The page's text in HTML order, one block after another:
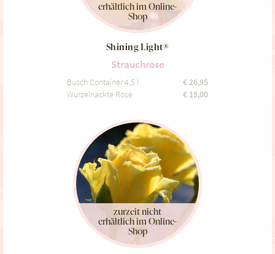
erhältlich im Online-
Shop
Shining Light®
Strauchrose
Busch Container 4,5 l €26,95
Wurzelnackte Rose
€ 15,00
zurzeit nicht
erhältlich im Online-
Shop